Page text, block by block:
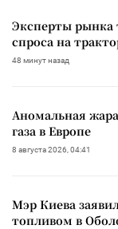
Эксперты рынка
спроса на
48 минут назад
Аномальная
газа в Европе
8 августа 2026, 04:41
Мэр Киева
топливом в